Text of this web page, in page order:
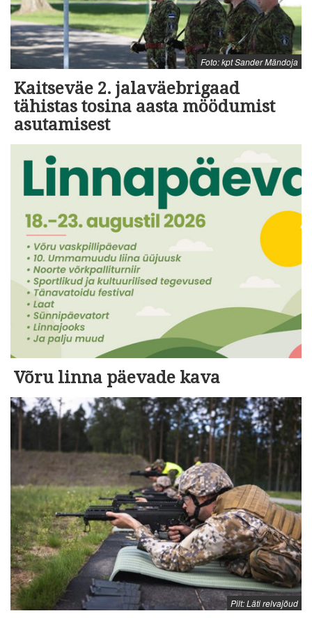
Foto: kpt Sander Mändoja
Kaitseväe 2. jalaväebrigaad
tähistas tosina aasta möödumist
asutamisest
Võru linna päevade kava
Pilt: Läti relvajõud